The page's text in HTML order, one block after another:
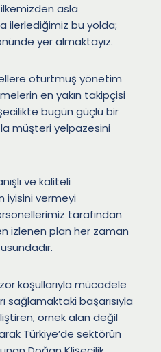
asla
ilerlediğimiz bu yolda;
yer almaktayız.
oturtmuş yönetim
en yakın takipçisi
bugün güçlü bir
müşteri yelpazesini
ve kaliteli
iyisini vermeyi
tarafından
izlenen plan her zaman
koşullarıyla mücadele
sağlamaktaki başarısıyla
örnek alan değil
Türkiye’de sektörün